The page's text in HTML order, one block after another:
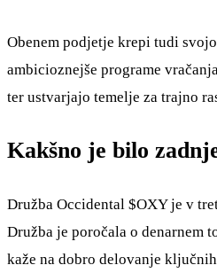
Obenem podjetje krepi tudi
ambicioznejše programe
ter ustvarjajo temelje za trajno
Kakšno je bilo
Družba Occidental $OXYje v
Družba je poročala o denarnem
kaže na dobro delovanje